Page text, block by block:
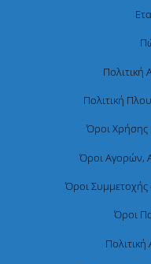
Πολιτική
Όροι Χρήσης
Όροι Αγορών,
Όροι Συμμετοχής
Όροι